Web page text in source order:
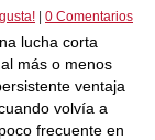
0 Comentarios
lucha corta
más o menos
ventaja
volvía a
frecuente en